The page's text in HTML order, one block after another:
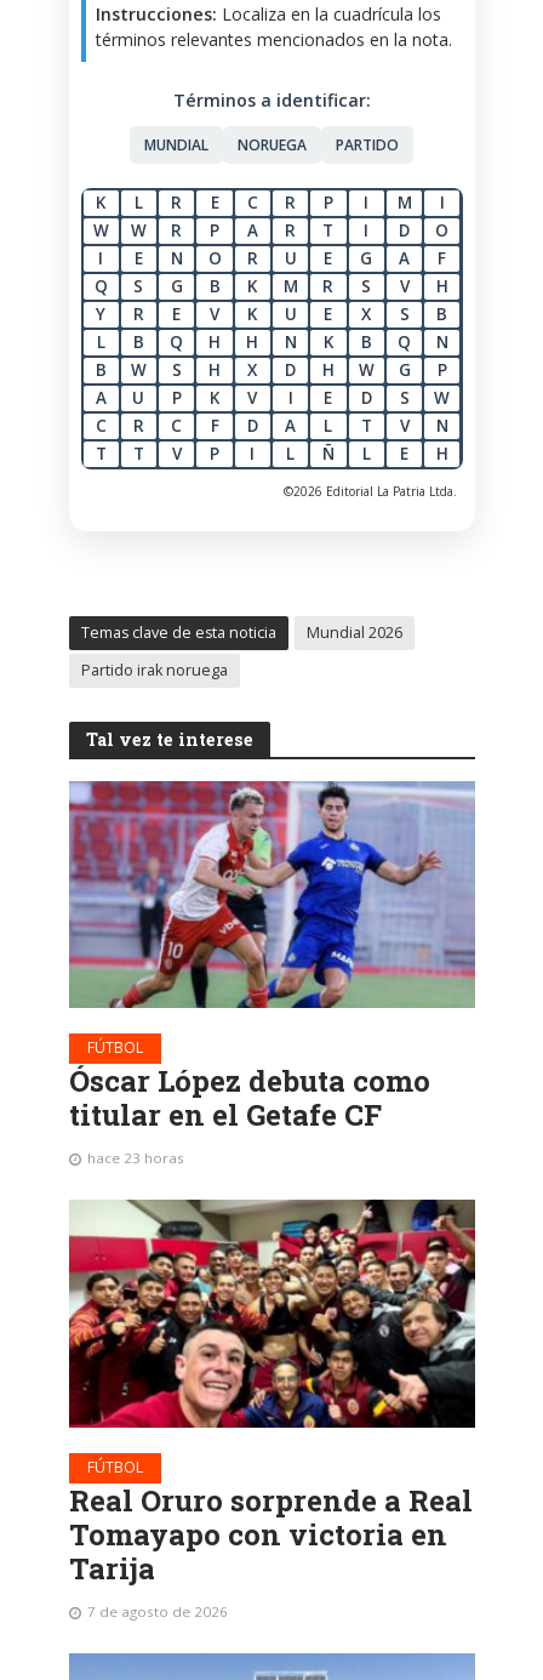
Instrucciones: Localiza en la cuadrícula los
términos relevantes mencionados en la nota.
Términos a identificar:
MUNDIAL NORUEGA PARTIDO
K L R E C R P I M
I
W
W R P A R T I D
O
I
E N O R U E G A
F
Q
S G B K M R S V
H
Y
R E V K U E X S
B
L
B Q H H N K B Q
N
B
W S H X D H W G
P
A
U P K V I E D S
W
C
R C F D A L T V
N
T
T V P I L Ñ L E H
©2026 Editorial La Patria Ltda.
Temas clave de esta noticia
Mundial 2026
Partido irak noruega
Tal vez te interese
FÚTBOL
Óscar López debuta como
titular en el Getafe CF
hace 23 horas
FÚTBOL
Real Oruro sorprende a Real
Tomayapo con victoria en
Tarija
7 de agosto de 2026